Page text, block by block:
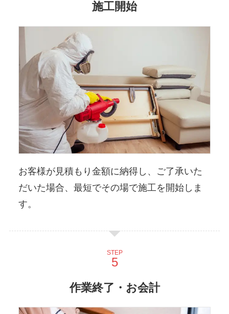
施工開始
お客様が見積もり金額に納得し、ご了承いた
だいた場合、最短でその場で施工を開始しま
す。
STEP
作業終了・お会計